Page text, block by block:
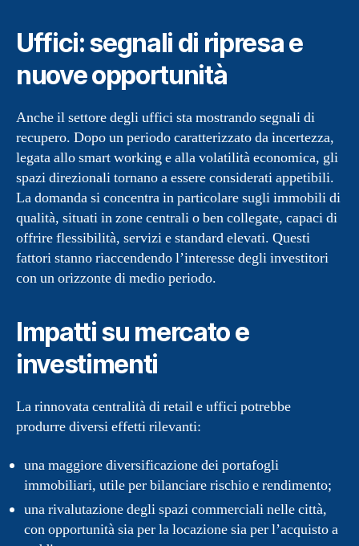
Uffici: segnali di ripresa e
nuove opportunità
Anche il settore degli uffici sta mostrando segnali di
recupero. Dopo un periodo caratterizzato da incertezza,
legata allo smart working e alla volatilità economica, gli
spazi direzionali tornano a essere considerati appetibili.
La domanda si concentra in particolare sugli immobili di
qualità, situati in zone centrali o ben collegate, capaci di
offrire flessibilità, servizi e standard elevati. Questi
fattori stanno riaccendendo l’interesse degli investitori
con un orizzonte di medio periodo.
Impatti su mercato e
investimenti
La rinnovata centralità di retail e uffici potrebbe
produrre diversi effetti rilevanti:
una maggiore diversificazione dei portafogli
immobiliari, utile per bilanciare rischio e rendimento;
una rivalutazione degli spazi commerciali nelle città,
con opportunità sia per la locazione sia per l’acquisto a